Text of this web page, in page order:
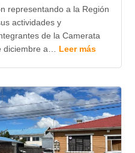
representando a la Región
actividades y
de la Camerata
diciembre a… Leer más